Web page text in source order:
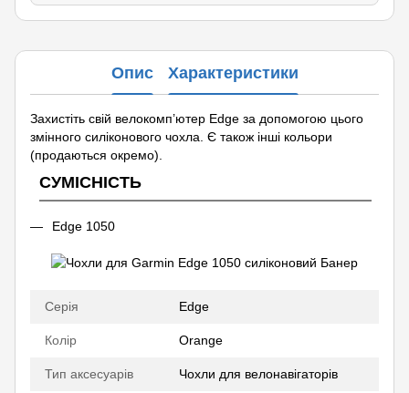
Опис Характеристики
Захистіть свій велокомп’ютер Edge за допомогою цього
змінного силіконового чохла. Є також інші кольори
(продаються окремо).
СУМІСНІСТЬ
Edge 1050
Серія Edge
Колір Orange
Тип аксесуарів Чохли для велонавігаторів